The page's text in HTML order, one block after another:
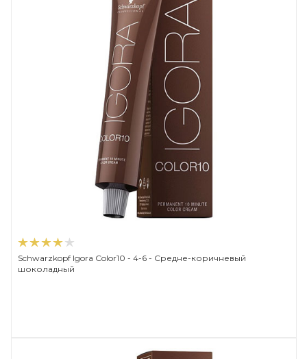
Schwarzkopf Igora Color10 - 4-6 - Средне-коричневый
шоколадный